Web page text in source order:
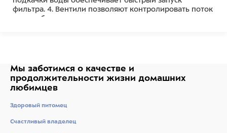
фильтра. 4. Вентили позволяют контролировать поток
воды и быстро изолировать систему при
Обратите внимание. Чтобы восстановить численность
полезной микрофлоры после чистки фильтра
рекомендуется использовать препарат Bactozym.
Характеристики: • Объем аквариума (л) 300-600 •
(ДхШхВ) 263,2х263,2х495,1 • Диаметр шланга 22/28 мм
Мы заботимся о качестве и
продолжительности жизни домашних
любимцев
Здоровый питомец
Счастливый владелец